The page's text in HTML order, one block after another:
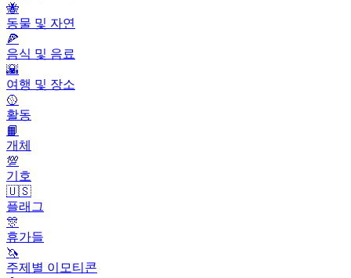
🐝
동물 및 자연
🍕
음식 및 음료
🌇
여행 및 장소
🥎
활동
📙
개체
💯
기호
🇺🇸
플래그
🎊
휴가들
🦄
주제별 이모티콘